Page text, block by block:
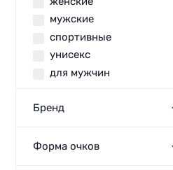
мужские
спортивные
унисекс
для мужчин
Бренд
Форма очков